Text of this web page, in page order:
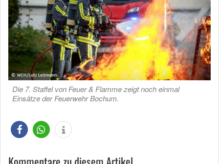
Die 7. Staffel von Feuer & Flamme zeigt noch einmal
Einsätze der Feuerwehr Bochum.